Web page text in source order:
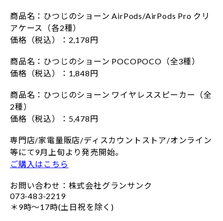
商品名：ひつじのショーン AirPods/AirPods Pro クリ
アケース（各2種）
価格（税込）：2,178円
商品名：ひつじのショーン POCOPOCO（全3種）
価格（税込）：1,848円
商品名：ひつじのショーン ワイヤレススピーカー（全
2種）
価格（税込）：5,478円
専門店/家電量販店/ディスカウントストア/オンライン
等にて9月上旬より発売開始。
ご購入はこちら
お問い合わせ：株式会社グランサンク
073-483-2219
＊9時～17時(土日祝を除く)